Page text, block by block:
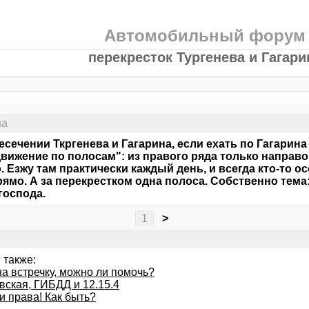
Автомобильный форум
перекресток Тургенева и
Ткргенева и Гагарина, если ехать по
по полосам": из правого ряда только
Езжу там практически каждый день, и всегда кто-то
А за перекрестком одна полоса. Собственно
1 >
встречку, можно ли помочь?
ГИБДД и 12.15.4
права! Как быть?